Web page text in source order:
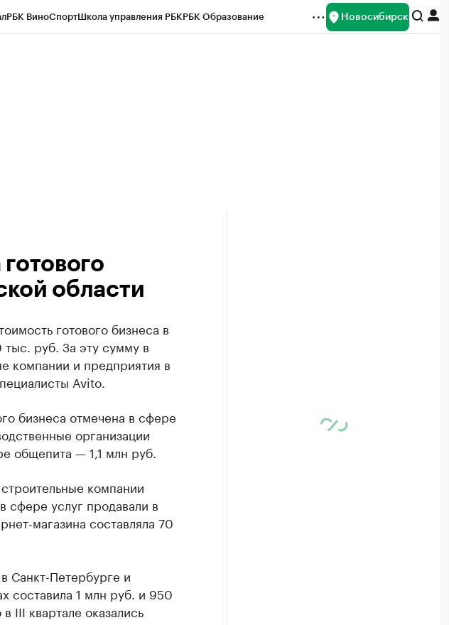
РБК ВиноСпортШкола управления РБКРБК Образование Новосибирск
области
готового бизнеса в
тыс. руб. За эту сумму в
компании и предприятия в
Avito.
бизнеса отмечена в сфере
организации
общепита — 1,1 млн руб.
компании
сфере услуг продавали в
магазина составляла 70
Санкт-Петербурге и
составила 1 млн руб. и 950
III квартале оказались